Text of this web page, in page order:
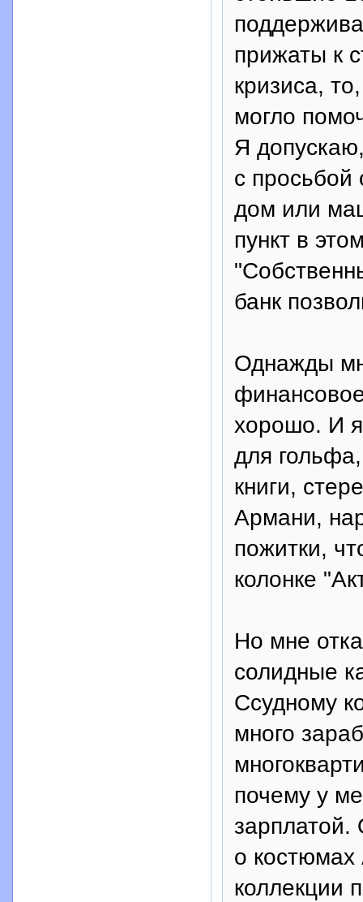
прижаты к
кризиса,
могло
Я
с просьбой
дом или
пункт в
банк
Однажды
хорошо. И
для
книги,
Армани,
пожитки,
колонке
Но мне
солидные
Ссудному
много
почему у
зарплатой.
о
коллекции